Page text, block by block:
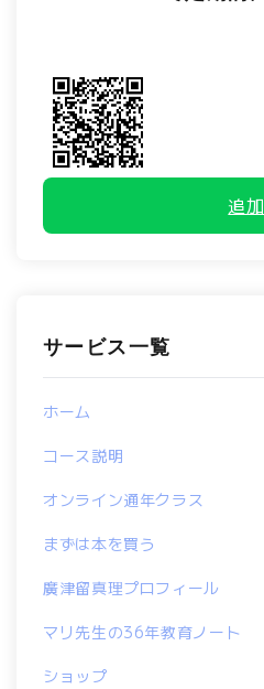
追加
サービス一覧
ホーム
コース説明
オンライン通年クラス
まずは本を買う
廣津留真理プロフィール
マリ先生の36年教育ノート
ショップ